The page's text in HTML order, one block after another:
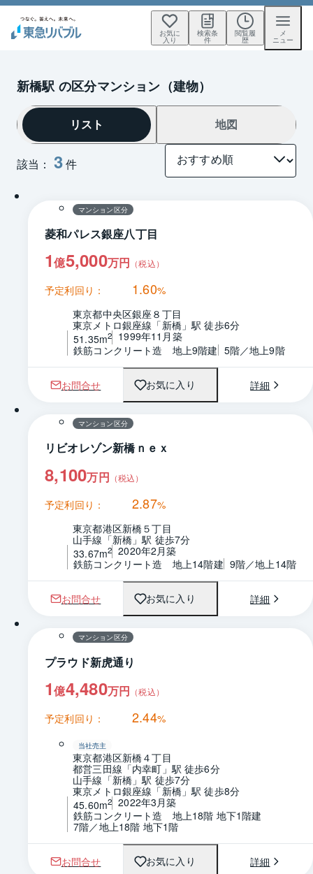
お気に
入り
検索条
件
閲覧履
歴
メ
ニュー
新橋駅 の区分マンション（建物）
該当： 3件
リスト 地図
1 / 0 間取り
マンション区分
菱和パレス銀座八丁目
1億5,000万円 （税込）
予定利回り： 1.60%
東京都中央区銀座８丁目
東京メトロ銀座線「新橋」駅 徒歩6分
51.35m2
1999年11月築
鉄筋コンクリート造　地上9階建 5階／地上9階
お問合せ お気に入り 詳細
1 / 0 間取り
マンション区分
リビオレゾン新橋ｎｅｘ
8,100万円 （税込）
予定利回り： 2.87%
東京都港区新橋５丁目
山手線「新橋」駅 徒歩7分
33.67m2 2020年2月築
鉄筋コンクリート造　地上14階建 9階／地上14階
お問合せ お気に入り 詳細
1 / 0 間取り
マンション区分
プラウド新虎通り
1億4,480万円 （税込）
予定利回り： 2.44%
当社売主
東京都港区新橋４丁目
都営三田線「内幸町」駅 徒歩6分
山手線「新橋」駅 徒歩7分
東京メトロ銀座線「新橋」駅 徒歩8分
45.60m2 2022年3月築
鉄筋コンクリート造　地上18階 地下1階建
7階／地上18階 地下1階
お問合せ お気に入り 詳細